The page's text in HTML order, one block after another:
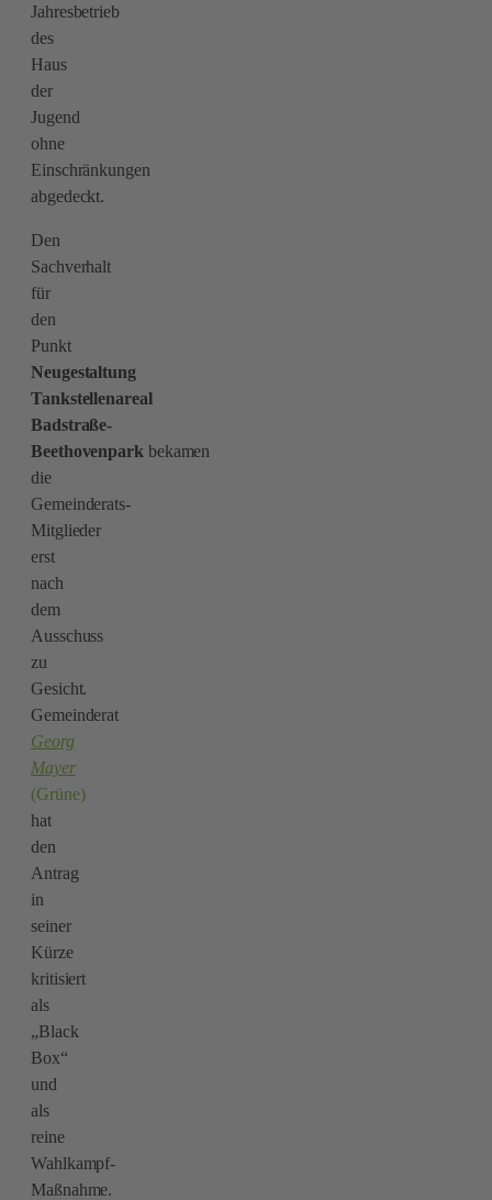
Jahresbetrieb
des
Haus
der
Jugend
ohne
Einschränkungen
abgedeckt.
Den
Sachverhalt
für
den
Punkt
Neugestaltung
Tankstellenareal
Badstraße-
Beethovenpark bekamen
die
Gemeinderats-
Mitglieder
erst
nach
dem
Ausschuss
zu
Gesicht.
Gemeinderat
Georg
Mayer
(Grüne)
hat
den
Antrag
in
seiner
Kürze
kritisiert
als
„Black
Box“
und
als
reine
Wahlkampf-
Maßnahme.